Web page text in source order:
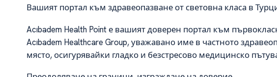
Вашият портал към здравеопазване от световна класа в
Acıbadem Health Point е вашият доверен портал към
Acıbadem Healthcare Group, уважавано име в частното
място, осигурявайки гладко и безстресово медицинско